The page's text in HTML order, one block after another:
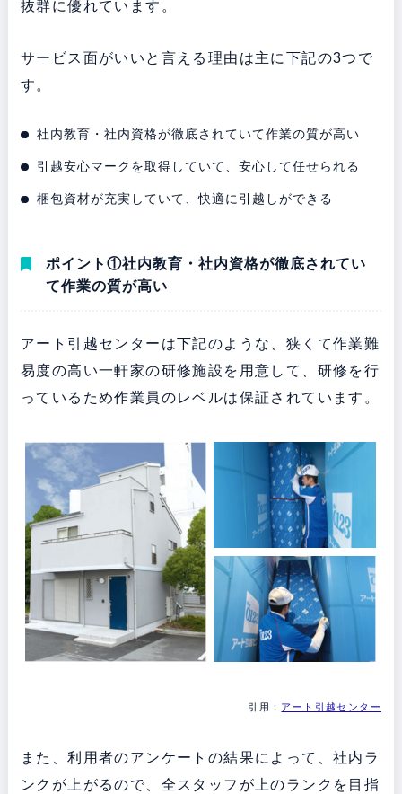
抜群に優れています。
サービス面がいいと言える理由は主に下記の3つで
す。
社内教育・社内資格が徹底されていて作業の質が高い
引越安心マークを取得していて、安心して任せられる
梱包資材が充実していて、快適に引越しができる
ポイント①社内教育・社内資格が徹底されてい
て作業の質が高い
アート引越センターは下記のような、狭くて作業難
易度の高い一軒家の研修施設を用意して、研修を行
っているため作業員のレベルは保証されています。
引用： アート引越センター
また、利用者のアンケートの結果によって、社内ラ
ンクが上がるので、全スタッフが上のランクを目指